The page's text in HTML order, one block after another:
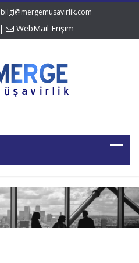
bilgi@mergemusavirlik.com
| WebMail Erişim